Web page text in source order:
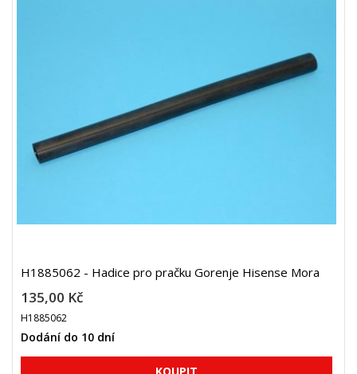
H1885062 - Hadice pro pračku Gorenje Hisense Mora
135,00 Kč
H1885062
Dodání do 10 dní